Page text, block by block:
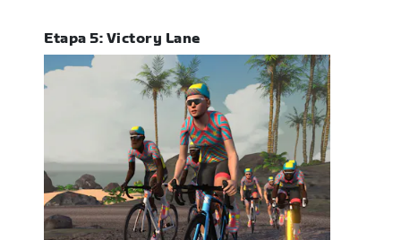
Etapa 5: Victory Lane